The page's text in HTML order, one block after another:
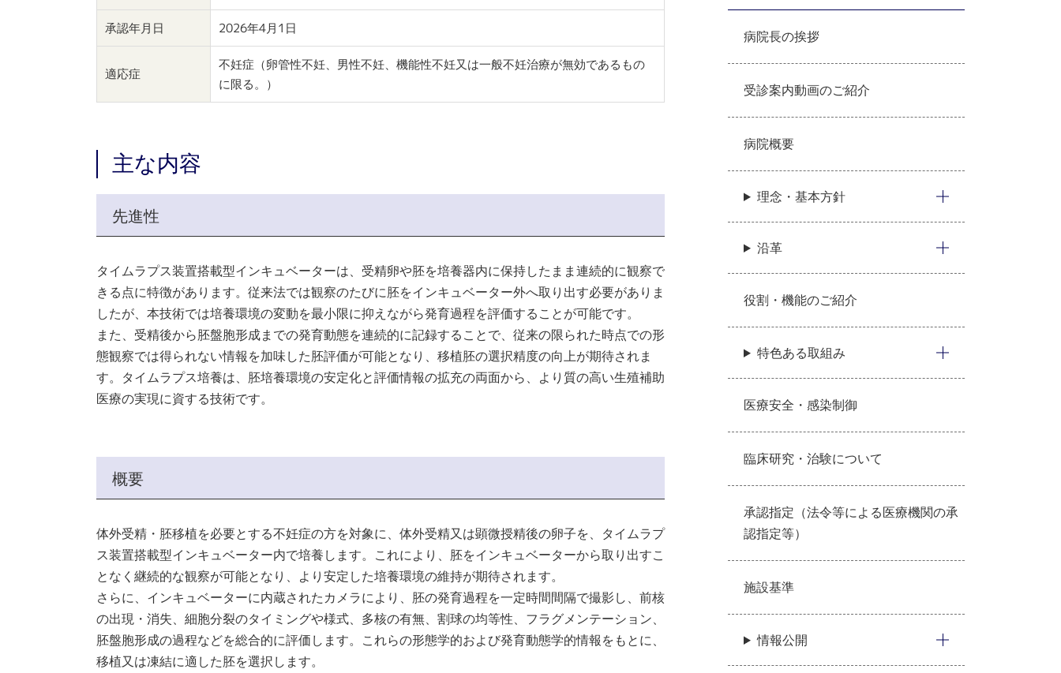
承認年月日 2026年4月1日
適応症
不妊症（卵管性不妊、男性不妊、機能性不妊又は一般不妊治療が無効であるもの
に限る。）
主な内容
先進性
タイムラプス装置搭載型インキュベーターは、受精卵や胚を培養器内に保持したまま連続的に観察で
きる点に特徴があります。従来法では観察のたびに胚をインキュベーター外へ取り出す必要がありま
したが、本技術では培養環境の変動を最小限に抑えながら発育過程を評価することが可能です。
また、受精後から胚盤胞形成までの発育動態を連続的に記録することで、従来の限られた時点での形
態観察では得られない情報を加味した胚評価が可能となり、移植胚の選択精度の向上が期待されま
す。タイムラプス培養は、胚培養環境の安定化と評価情報の拡充の両面から、より質の高い生殖補助
医療の実現に資する技術です。
概要
体外受精・胚移植を必要とする不妊症の方を対象に、体外受精又は顕微授精後の卵子を、タイムラプ
ス装置搭載型インキュベーター内で培養します。これにより、胚をインキュベーターから取り出すこ
となく継続的な観察が可能となり、より安定した培養環境の維持が期待されます。
さらに、インキュベーターに内蔵されたカメラにより、胚の発育過程を一定時間間隔で撮影し、前核
の出現・消失、細胞分裂のタイミングや様式、多核の有無、割球の均等性、フラグメンテーション、
胚盤胞形成の過程などを総合的に評価します。これらの形態学的および発育動態学的情報をもとに、
移植又は凍結に適した胚を選択します。
病院長の挨拶
受診案内動画のご紹介
病院概要
理念・基本方針
沿革
役割・機能のご紹介
特色ある取組み
医療安全・感染制御
臨床研究・治験について
承認指定（法令等による医療機関の承
認指定等）
施設基準
情報公開